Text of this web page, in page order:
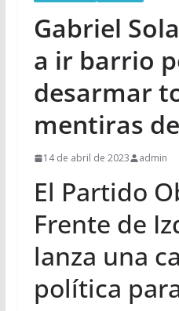
Gabriel
a ir barrio
desarmar
mentiras
14 de abril de 2023 admin
El Partido
Frente de
lanza una
política